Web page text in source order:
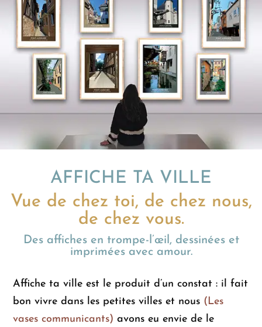
AFFICHE TA VILLE
Vue de chez toi, de chez nous,
de chez vous.
Des affiches en trompe-l’œil, dessinées et
imprimées avec amour.
Affiche ta ville est le produit d’un constat : il fait
bon vivre dans les petites villes et nous (Les
vases communicants) avons eu envie de le